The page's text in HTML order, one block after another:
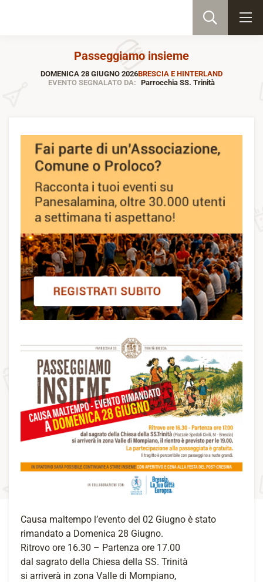
Passeggiamo insieme
DOMENICA 28 GIUGNO 2026BRESCIA E HINTERLAND
EVENTO SEGNALATO DA: Parrocchia SS. Trinità
Causa maltempo l’evento del 02 Giugno è stato
rimandato a Domenica 28 Giugno.
Ritrovo ore 16.30 – Partenza ore 17.00
dal sagrato della Chiesa della SS. Trinità
si arriverà in zona Valle di Mompiano,